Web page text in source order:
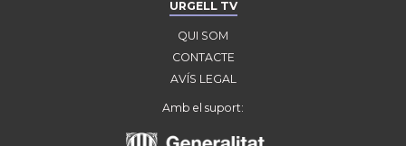
URGELL TV
QUI SOM
CONTACTE
AVÍS LEGAL
Amb el suport: